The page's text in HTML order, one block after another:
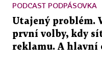
PODCAST PODPÁSOVKA
Utajený problém.
první volby, kdy
reklamu. A hlavní